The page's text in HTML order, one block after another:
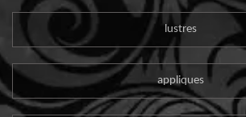
lustres
appliques